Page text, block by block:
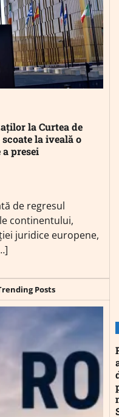
la Curtea de
la iveală o
presei
de regresul
continentului,
juridice europene,
Posts